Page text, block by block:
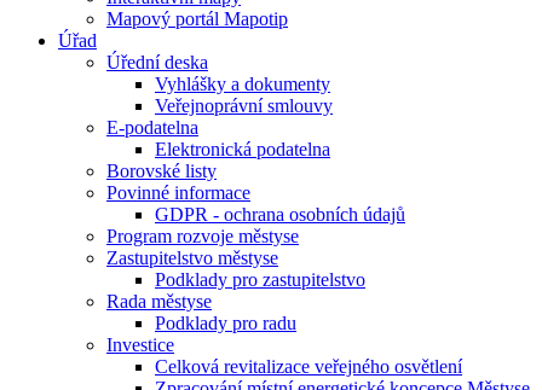
Mapový portál Mapotip
Úřad
Úřední deska
Vyhlášky a dokumenty
Veřejnoprávní smlouvy
E-podatelna
Elektronická podatelna
Borovské listy
Povinné informace
GDPR - ochrana osobních údajů
Program rozvoje městyse
Zastupitelstvo městyse
Podklady pro zastupitelstvo
Rada městyse
Podklady pro radu
Investice
Celková revitalizace veřejného osvětlení